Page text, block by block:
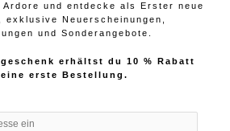
Ardore und entdecke als Erster neue
exklusive Neuerscheinungen,
und Sonderangebote.
erhältst du 10 % Rabatt
erste Bestellung.